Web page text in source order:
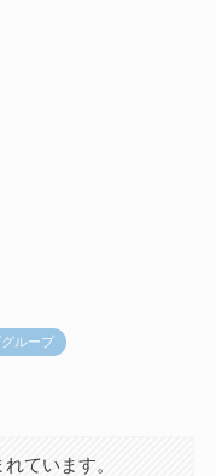
ループ
ています。